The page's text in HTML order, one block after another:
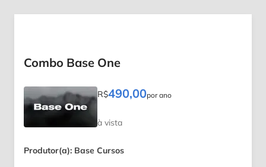
Combo Base One
R$490,00por ano
à vista
Produtor(a): Base Cursos